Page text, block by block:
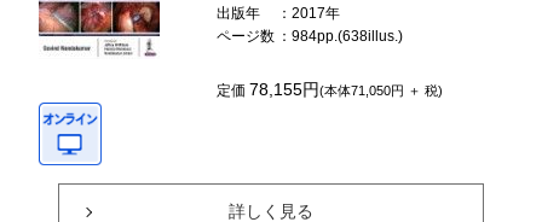
出版年
：2017年
ページ数 ：984pp.(638illus.)
定価78,155円(本体71,050円 ＋ 税)
詳しく見る